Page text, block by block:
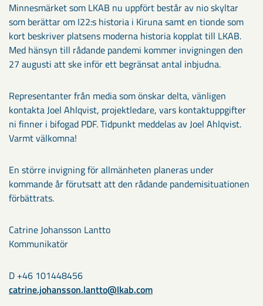
Minnesmärket som LKAB nu uppfört består av nio skyltar
som berättar om I22:s historia i Kiruna samt en tionde som
kort beskriver platsens moderna historia kopplat till LKAB.
Med hänsyn till rådande pandemi kommer invigningen den
27 augusti att ske inför ett begränsat antal inbjudna.
Representanter från media som önskar delta, vänligen
kontakta Joel Ahlqvist, projektledare, vars kontaktuppgifter
ni finner i bifogad PDF. Tidpunkt meddelas av Joel Ahlqvist.
Varmt välkomna!
En större invigning för allmänheten planeras under
kommande år förutsatt att den rådande pandemisituationen
förbättrats.
Catrine Johansson Lantto
Kommunikatör
D +46 101448456
catrine.johansson.lantto@lkab.com